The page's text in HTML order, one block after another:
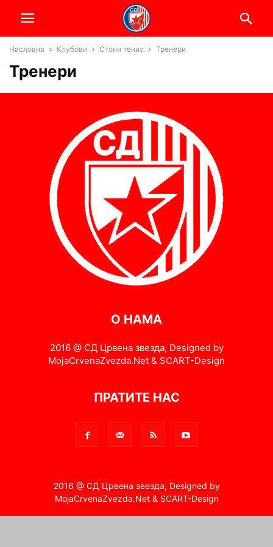
Насловна Клубови Стони тенис Тренери
Тренери
О НАМА
2016 @ СД Црвена звезда, Designed by
MojaCrvenaZvezda.Net & SCART-Design
ПРАТИТЕ НАС
2016 @ СД Црвена звезда, Designed by
MojaCrvenaZvezda.Net & SCART-Design